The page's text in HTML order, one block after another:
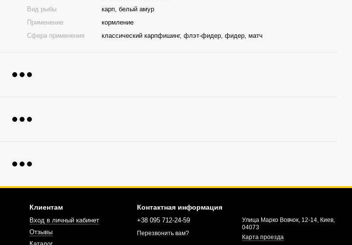
Вид рыбы
карп, белый амур
Применение
кормление
Сфера применения
классический карпфишинг, флэт-фидер, фидер, матч
Клиентам
Вход в личный кабинет
Отзывы
Контактная информация
+38 095 712-24-59
Перезвонить вам?
Улица Марко Вовчок, 12-14, Киев,
04073
Карта проезда